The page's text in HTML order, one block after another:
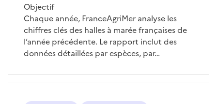
Objectif
Chaque année, FranceAgriMer analyse les
chiffres clés des halles à marée françaises de
l’année précédente. Le rapport inclut des
données détaillées par espèces, par…